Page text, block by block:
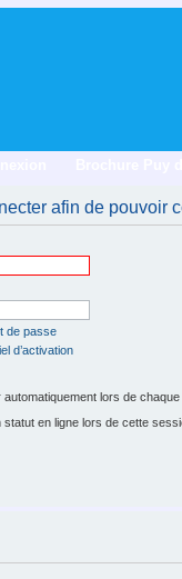
afin de pouvoir
de passe
d’activation
automatiquement lors de
statut en ligne lors de cette